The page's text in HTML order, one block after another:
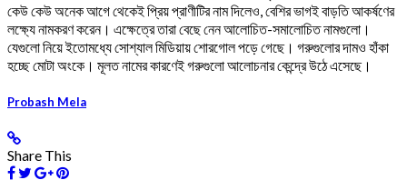
কেউ কেউ অনেক আগে থেকেই প্রিয় প্রাণীটির নাম দিলেও, বেশির ভাগই বাড়তি আকর্ষণের
লক্ষ্যে নামকরণ করেন। এক্ষেত্রে তারা বেছে নেন আলোচিত-সমালোচিত নামগুলো।
যেগুলো নিয়ে ইতোমধ্যে সোশ্যাল মিডিয়ায় শোরগোল পড়ে গেছে। গরুগুলোর দামও হাঁকা
হচ্ছে মোটা অংকে। মূলত নামের কারণেই গরুগুলো আলোচনার কেন্দ্রে উঠে এসেছে।
Probash Mela
Share This